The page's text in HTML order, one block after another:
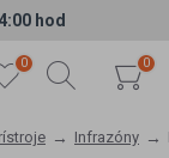
hod
0 0
Infrazóny